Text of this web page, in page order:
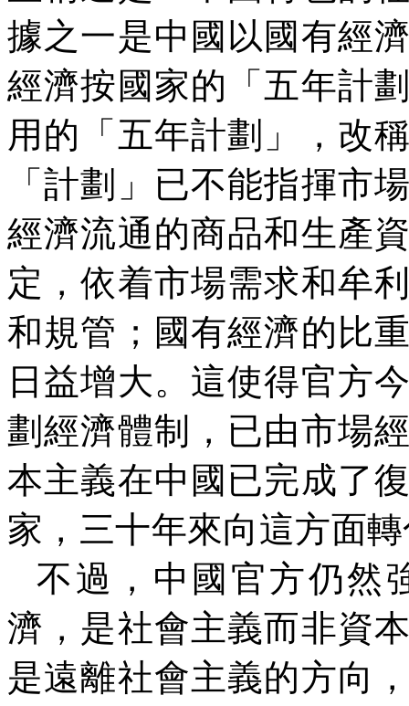
據之一是中國以國有經
經濟按國家的「五年計
用的「五年計劃」，改
「計劃」已不能指揮市
經濟流通的商品和生產
定，依着市場需求和牟
和規管；國有經濟的比
日益增大。這使得官方
劃經濟體制，已由市場
本主義在中國已完成了
家，三十年來向這方面
不過，中國官方仍然
濟，是社會主義而非資
是遠離社會主義的方向